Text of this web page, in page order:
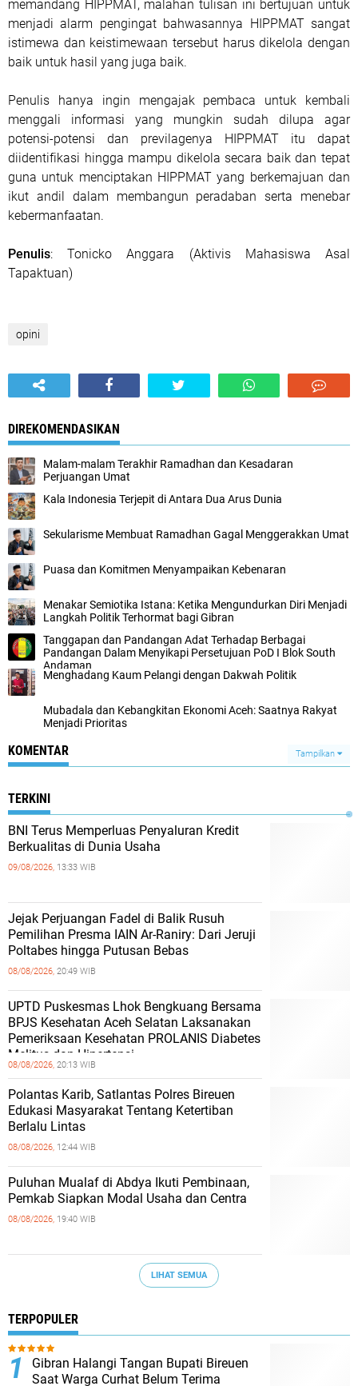
memandang HIPPMAT, malahan tulisan ini bertujuan untuk
menjadi alarm pengingat bahwasannya HIPPMAT sangat
istimewa dan keistimewaan tersebut harus dikelola dengan
baik untuk hasil yang juga baik.
Penulis hanya ingin mengajak pembaca untuk kembali
menggali informasi yang mungkin sudah dilupa agar
potensi-potensi dan previlagenya HIPPMAT itu dapat
diidentifikasi hingga mampu dikelola secara baik dan tepat
guna untuk menciptakan HIPPMAT yang berkemajuan dan
ikut andil dalam membangun peradaban serta menebar
kebermanfaatan.
Penulis: Tonicko Anggara (Aktivis Mahasiswa Asal
Tapaktuan)
opini
DIREKOMENDASIKAN
Malam-malam Terakhir Ramadhan dan Kesadaran
Perjuangan Umat
Kala Indonesia Terjepit di Antara Dua Arus Dunia
Sekularisme Membuat Ramadhan Gagal Menggerakkan Umat
Puasa dan Komitmen Menyampaikan Kebenaran
Menakar Semiotika Istana: Ketika Mengundurkan Diri Menjadi
Langkah Politik Terhormat bagi Gibran
Tanggapan dan Pandangan Adat Terhadap Berbagai
Pandangan Dalam Menyikapi Persetujuan PoD I Blok South
Andaman
Menghadang Kaum Pelangi dengan Dakwah Politik
Mubadala dan Kebangkitan Ekonomi Aceh: Saatnya Rakyat
Menjadi Prioritas
KOMENTAR Tampilkan
TERKINI
BNI Terus Memperluas Penyaluran Kredit
Berkualitas di Dunia Usaha
09/08/2026, 13:33 WIB
Jejak Perjuangan Fadel di Balik Rusuh
Pemilihan Presma IAIN Ar-Raniry: Dari Jeruji
Poltabes hingga Putusan Bebas
08/08/2026, 20:49 WIB
UPTD Puskesmas Lhok Bengkuang Bersama
BPJS Kesehatan Aceh Selatan Laksanakan
Pemeriksaan Kesehatan PROLANIS Diabetes
Melitus dan Hipertensi
08/08/2026, 20:13 WIB
Polantas Karib, Satlantas Polres Bireuen
Edukasi Masyarakat Tentang Ketertiban
Berlalu Lintas
08/08/2026, 12:44 WIB
Puluhan Mualaf di Abdya Ikuti Pembinaan,
Pemkab Siapkan Modal Usaha dan Centra
08/08/2026, 19:40 WIB
LIHAT SEMUA
TERPOPULER
Gibran Halangi Tangan Bupati Bireuen
Saat Warga Curhat Belum Terima